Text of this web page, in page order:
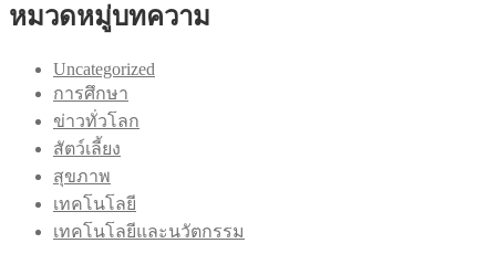
หมวดหมู่บทความ
Uncategorized
การศึกษา
ข่าวทั่วโลก
สัตว์เลี้ยง
สุขภาพ
เทคโนโลยี
เทคโนโลยีและนวัตกรรม